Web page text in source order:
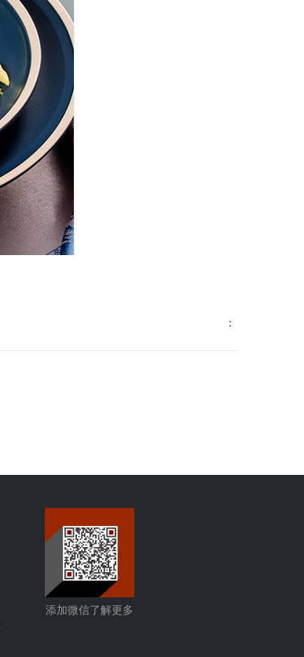
：
添加微信了解更多